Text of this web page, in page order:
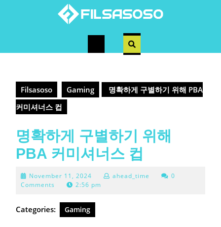
Open
Filsasoso Gaming
명확하게 구별하기 위해 PBA
커미셔너스 컵
명확하게 구별하기 위해
PBA 커미셔너스 컵
November 11, 2024 November
11,
ahead_time
0
Comments
2:56 pm
Categories: Gaming